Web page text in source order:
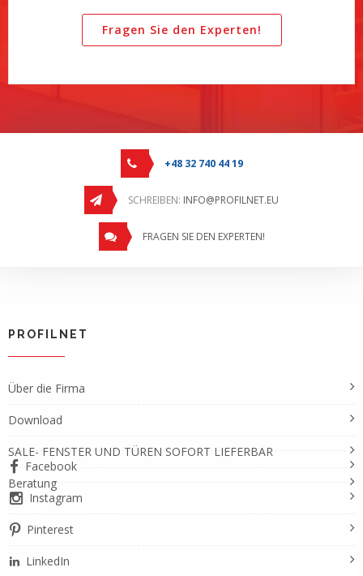
Fragen Sie den Experten!
+48 32 740 44 19
SCHREIBEN: INFO@PROFILNET.EU
FRAGEN SIE DEN EXPERTEN!
PROFILNET
Über die Firma
Download
SALE- FENSTER UND TÜREN SOFORT LIEFERBAR
Beratung
Facebook
Instagram
Pinterest
LinkedIn